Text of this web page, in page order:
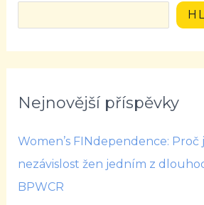
Nejnovější příspěvky
Women’s FINdependence:
nezávislost žen jedním z
BPWCR